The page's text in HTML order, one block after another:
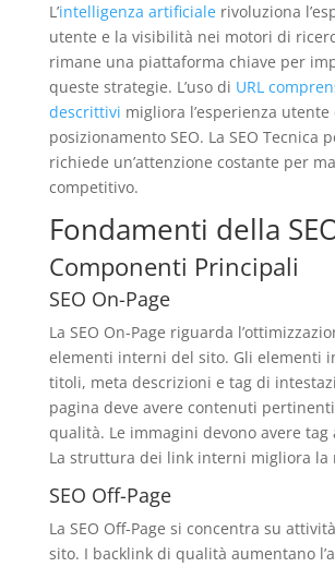
L’intelligenza artificialerivoluziona
utente e la visibilità nei motori di
rimane una piattaforma chiave per
queste strategie. L’uso di URL
descrittivi migliora l’esperienza utente
posizionamento SEO. La SEO Tecnica
richiede un’attenzione costante per
competitivo.
Fondamenti della
Componenti Principali
SEO On-Page
La SEO On-Page riguarda
elementi interni del sito. Gli elementi
titoli, meta descrizioni e tag di
pagina deve avere contenuti
qualità. Le immagini devono avere
La struttura dei link interni migliora la
SEO Off-Page
La SEO Off-Page si concentra su
sito. I backlink di qualità aumentano